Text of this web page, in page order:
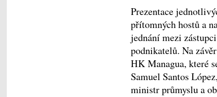
Prezentace
přítomných hostů a
jednání mezi
podnikatelů. Na
HK Managua, které
Samuel Santos
ministr průmyslu a